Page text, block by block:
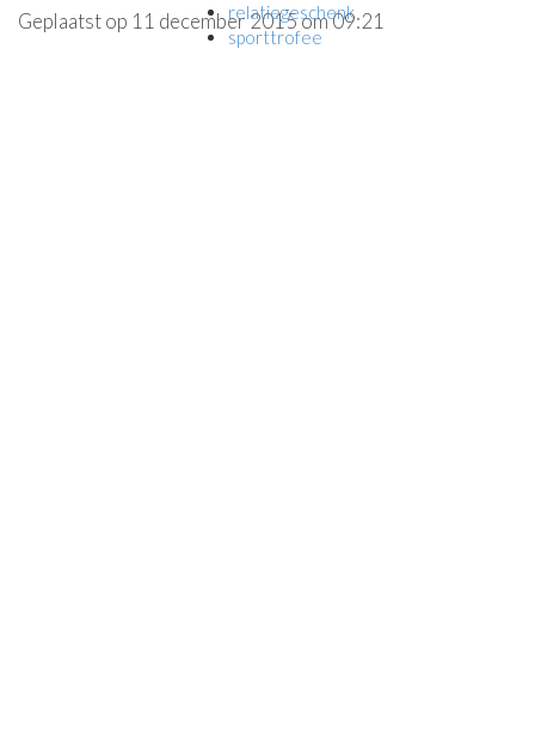
relatiegeschenk
sporttrofee
Geplaatst op 11 december 2015 om 09:21